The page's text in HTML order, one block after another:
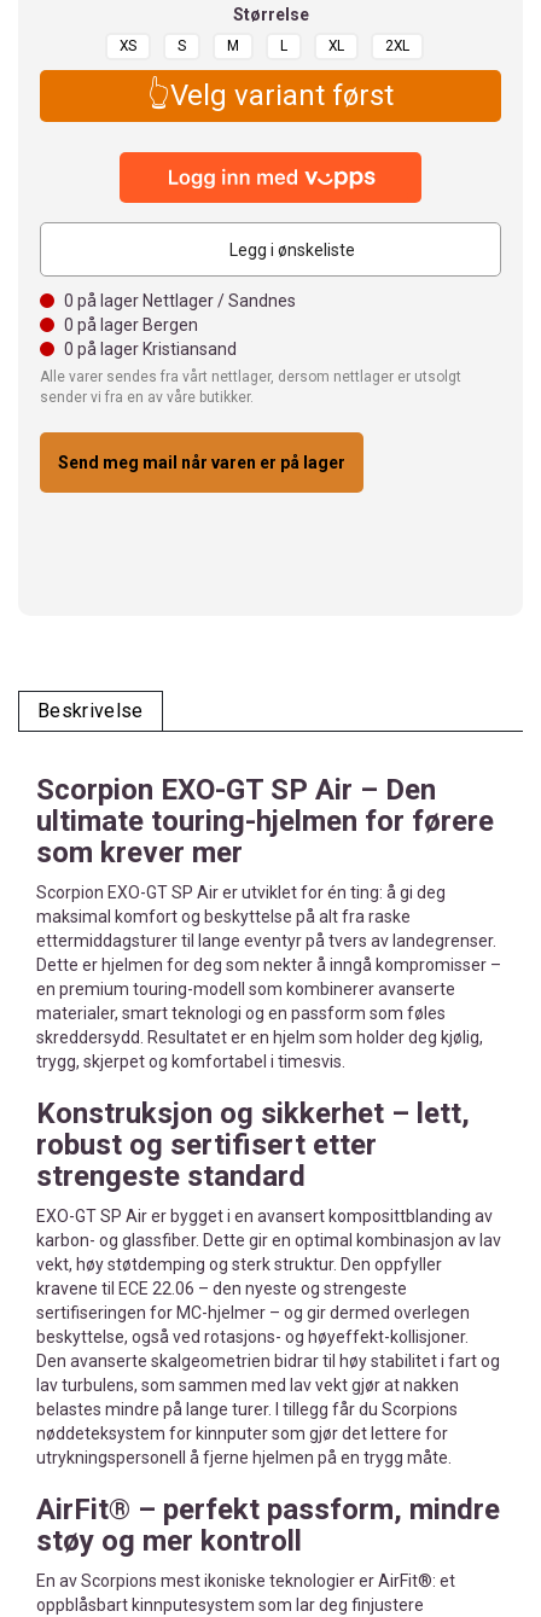
Størrelse
XS S M L XL 2XL
👆Velg variant først
Legg i ønskeliste
0 på lager Nettlager / Sandnes
0 på lager Bergen
0 på lager Kristiansand
Alle varer sendes fra vårt nettlager, dersom nettlager er utsolgt
sender vi fra en av våre butikker.
Send meg mail når varen er på lager
Beskrivelse
Scorpion EXO-GT SP Air – Den
ultimate touring-hjelmen for førere
som krever mer
Scorpion EXO-GT SP Air er utviklet for én ting: å gi deg
maksimal komfort og beskyttelse på alt fra raske
ettermiddagsturer til lange eventyr på tvers av landegrenser.
Dette er hjelmen for deg som nekter å inngå kompromisser –
en premium touring-modell som kombinerer avanserte
materialer, smart teknologi og en passform som føles
skreddersydd. Resultatet er en hjelm som holder deg kjølig,
trygg, skjerpet og komfortabel i timesvis.
Konstruksjon og sikkerhet – lett,
robust og sertifisert etter
strengeste standard
EXO-GT SP Air er bygget i en avansert komposittblanding av
karbon- og glassfiber. Dette gir en optimal kombinasjon av lav
vekt, høy støtdemping og sterk struktur. Den oppfyller
kravene til ECE 22.06 – den nyeste og strengeste
sertifiseringen for MC-hjelmer – og gir dermed overlegen
beskyttelse, også ved rotasjons- og høyeffekt-kollisjoner.
Den avanserte skalgeometrien bidrar til høy stabilitet i fart og
lav turbulens, som sammen med lav vekt gjør at nakken
belastes mindre på lange turer. I tillegg får du Scorpions
nøddeteksystem for kinnputer som gjør det lettere for
utrykningspersonell å fjerne hjelmen på en trygg måte.
AirFit® – perfekt passform, mindre
støy og mer kontroll
En av Scorpions mest ikoniske teknologier er AirFit®: et
oppblåsbart kinnputesystem som lar deg finjustere